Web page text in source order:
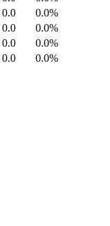
0.0
0.0%
0.0
0.0%
0.0
0.0%
0.0
0.0%